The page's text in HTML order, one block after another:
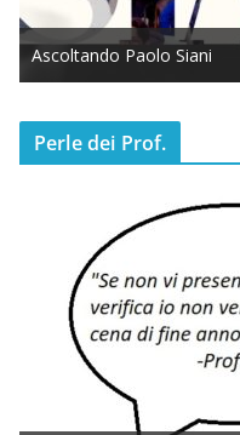
Ascoltando Paolo Siani
Perle dei Prof.